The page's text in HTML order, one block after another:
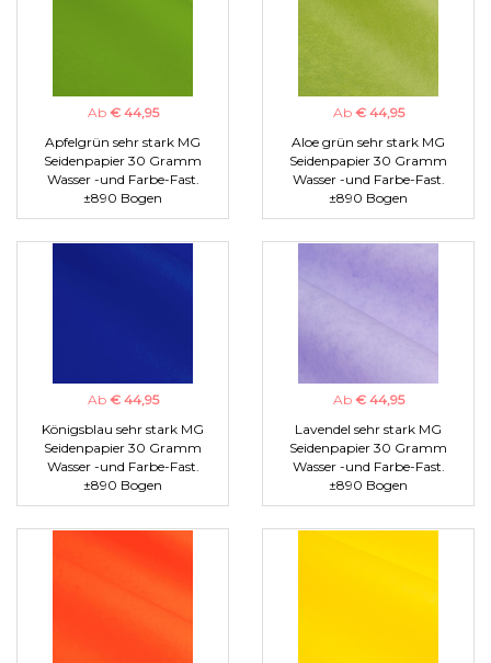
Ab € 44,95
Apfelgrün sehr stark MG
Seidenpapier 30 Gramm
Wasser -und Farbe-Fast.
±890 Bogen
Ab € 44,95
Aloe grün sehr stark MG
Seidenpapier 30 Gramm
Wasser -und Farbe-Fast.
±890 Bogen
Ab € 44,95
Königsblau sehr stark MG
Seidenpapier 30 Gramm
Wasser -und Farbe-Fast.
±890 Bogen
Ab € 44,95
Lavendel sehr stark MG
Seidenpapier 30 Gramm
Wasser -und Farbe-Fast.
±890 Bogen